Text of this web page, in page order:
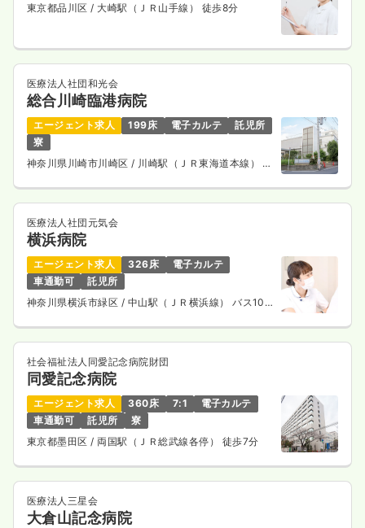
内視鏡 一般病院
給与 25.3万円/月
※経験9年の例
時間 8:30～17:00
月給25万円以上可
詳細を見る
日勤のみ（パート）
給与 お問い合わせください
時間 8:30～17:00
詳細を見る
オペ室(手術室)正看護師
2交代（常勤） 一時募集休止
月給28万円以上可
東京都品川区 / 大崎駅（ＪＲ山手線） 徒歩8分
医療法人社団和光会
総合川崎臨港病院
エージェント求人 199床 電子カルテ
託児所
寮
神奈川県川崎市川崎区/ 川崎駅（ＪＲ東海道本線） バ
医療法人社団元気会
横浜病院
エージェント求人 326床
電子カルテ
車通勤可
託児所
神奈川県横浜市緑区 / 中山駅（ＪＲ横浜線） バス10
社会福祉法人同愛記念病院財団
同愛記念病院
エージェント求人 360床 7:1
電子カルテ
車通勤可
託児所
寮
東京都墨田区/ 両国駅（ＪＲ総武線各停） 徒歩7分
医療法人三星会
大倉山記念病院